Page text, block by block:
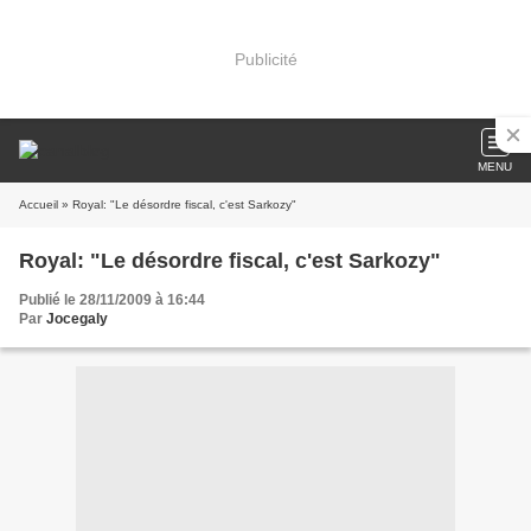
Publicité
MENU
Accueil » Royal: "Le désordre fiscal, c'est Sarkozy"
Royal: "Le désordre fiscal, c'est Sarkozy"
Publié le 28/11/2009 à 16:44
Par Jocegaly